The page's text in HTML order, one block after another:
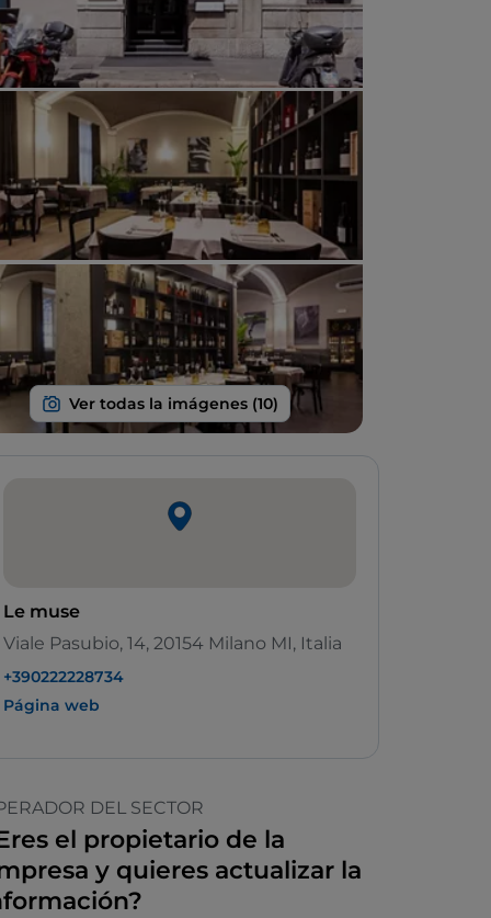
Le muse
Viale Pasubio, 14, 20154 Milano MI, Italia
+390222228734
Página web
DEL SECTOR
el propietario de la
y quieres actualizar la